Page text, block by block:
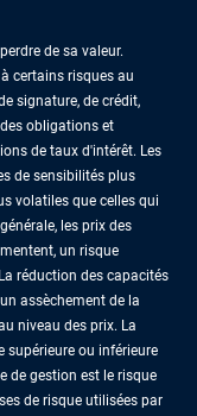
de sa valeur.
certains risques au
signature, de crédit,
obligations et
de taux d'intérêt. Les
de sensibilités plus
volatiles que celles qui
les prix des
un risque
réduction des capacités
assèchement de la
niveau des prix. La
supérieure ou inférieure
de gestion est le risque
de risque utilisées par